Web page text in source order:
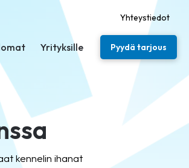
Yhteystiedot
Yrityksille Pyydä tarjous
kennelin ihanat